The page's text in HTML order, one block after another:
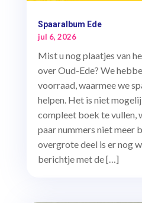
Spaaralbum Ede
jul 6, 2026
Mist u nog plaatjes van
over Oud-Ede? We
voorraad, waarmee we
helpen. Het is niet
compleet boek te vullen,
paar nummers niet meer
overgrote deel is er nog
berichtje met de […]